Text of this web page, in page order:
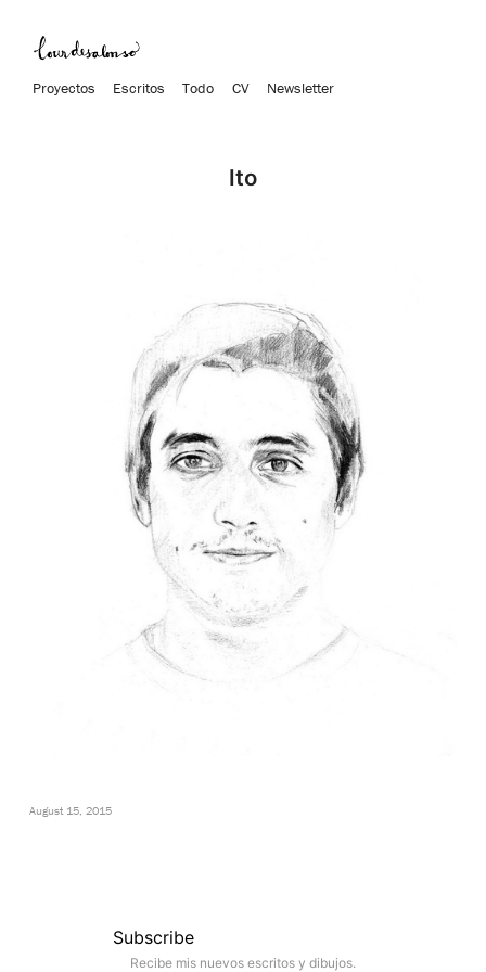
Proyectos Escritos Todo CV Newsletter
Ito
August 15, 2015
Subscribe
Recibe mis nuevos escritos y dibujos.